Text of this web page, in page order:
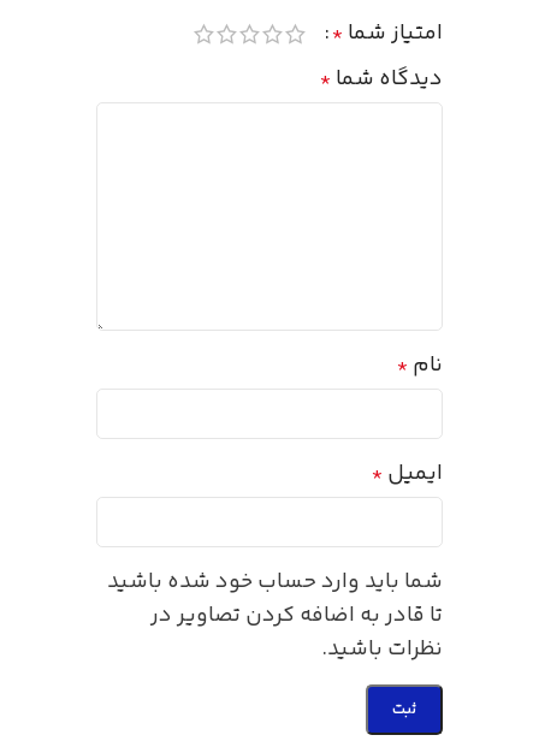
امتیاز شما *
دیدگاه شما *
نام *
ایمیل *
شما باید وارد حساب خود شده باشید
تا قادر به اضافه کردن تصاویر در
نظرات باشید.